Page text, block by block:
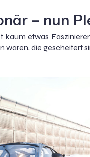
– nun
kaum etwas
waren, die gescheitert